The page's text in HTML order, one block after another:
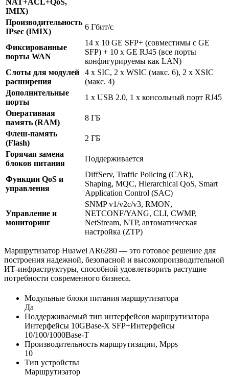
IMIX)
Производительность
IPsec (IMIX)
6 Гбит/с
Фиксированные
порты WAN
14 x 10 GE SFP+ (совместимы с GE
SFP) + 10 x GE RJ45 (все порты
конфигурируемы как LAN)
Слоты для модулей
расширения
4 x SIC, 2 x WSIC (макс. 6), 2 x XSIC
(макс. 4)
Дополнительные
порты
1 x USB 2.0, 1 x консольный порт RJ45
Оперативная
память (RAM)
8 ГБ
Флеш-память
(Flash)
2 ГБ
Горячая замена
блоков питания
Поддерживается
Функции QoS и
управления
DiffServ, Traffic Policing (CAR),
Shaping, MQC, Hierarchical QoS, Smart
Application Control (SAC)
Управление и
мониторинг
SNMP v1/v2c/v3, RMON,
NETCONF/YANG, CLI, CWMP,
NetStream, NTP, автоматическая
настройка (ZTP)
Маршрутизатор Huawei AR6280 — это готовое решение для
построения надежной, безопасной и высокопроизводительной
ИТ-инфраструктуры, способной удовлетворить растущие
потребности современного бизнеса.
Модульные блоки питания маршрутизатора
Да
Поддерживаемый тип интерфейсов маршрутизатора
Интерфейсы 10GBase-X SFP+Интерфейсы
10/100/1000Base-T
Производительность маршрутизации, Mpps
10
Тип устройства
Маршрутизатор